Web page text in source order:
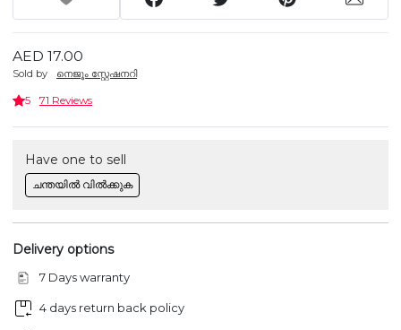
AED 17.00
Sold by നെജൂം സ്റ്റേഷനറി
5 71 Reviews
Have one to sell
ചന്തയിൽ വിൽക്കുക
Delivery options
7 Days warranty
4 days return back policy